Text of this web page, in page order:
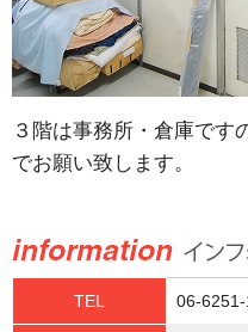
３階は事務所・倉庫です
でお願い致します。
TEL 06-